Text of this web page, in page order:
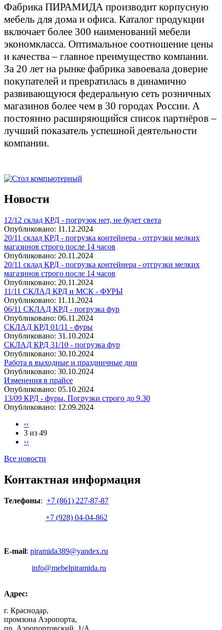
Фабрика ПИРАМИДА производит корпусную
мебель для дома и офиса. Каталог продукции
включает более 300 наименований мебели
экономкласса. Оптимальное соотношение цены
и качества – главное преимущество компании.
За 20 лет на рынке фабрика завоевала доверие
покупателей и превратилась в динамично
развивающуюся федеральную сеть розничных
магазинов более чем в 30 городах России. А
постоянно расширяющийся список партнёров –
лучший показатель успешной деятельности
компании.
Новости
12/12 склад КРД - погрузок нет, не будет света
Опубликовано: 11.12.2024
20/11 склад КРД - погрузка контейнера - отгрузки мелких
магазинов строго после 14 часов
Опубликовано: 20.11.2024
20/11 склад КРД - погрузка контейнера - отгрузки мелких
магазинов строго после 14 часов
Опубликовано: 20.11.2024
11/11 СКЛАД КРД и МСК - ФУРЫ
Опубликовано: 11.11.2024
06/11 СКЛАД КРД - погрузка фур
Опубликовано: 06.11.2024
СКЛАД КРД 01/11 - фуры
Опубликовано: 31.10.2024
СКЛАД КРД 31/10 - погрузка фур
Опубликовано: 30.10.2024
Работа в выходные и праздничные дни
Опубликовано: 30.10.2024
Изменения в прайсе
Опубликовано: 05.10.2024
13/09 КРД - фуры. Погрузки строго до 9.30
Опубликовано: 12.09.2024
‹‹
3 из 49
››
Все новости
Контактная информация
Телефоны: +7 (861) 227-87-87
+7 (928) 04-04-862
E-mail: piramida389@yandex.ru
info@mebelpiramida.ru
Адрес:
г. Краснодар,
промзона Аэропорта,